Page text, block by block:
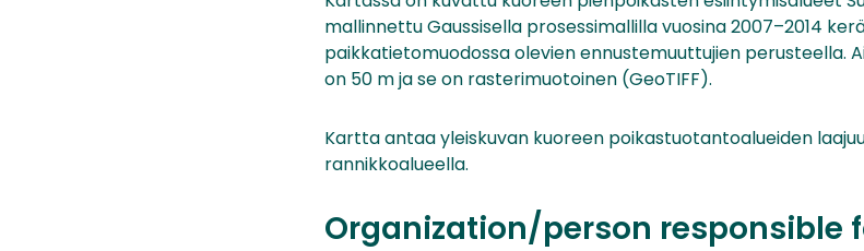
mallinnettu Gaussisella prosessimallilla vuosina 2007–2014
paikkatietomuodossa olevien ennustemuuttujien perusteella.
on 50 m ja se on rasterimuotoinen (GeoTIFF).
Kartta antaa yleiskuvan kuoreen poikastuotantoalueiden
rannikkoalueella.
Organization/person responsible